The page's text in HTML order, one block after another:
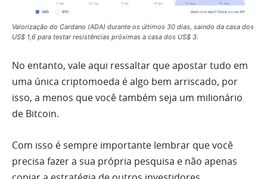
Valorização do Cardano (ADA) durante os últimos 30 dias, saindo da casa dos
US$ 1,6 para testar resistências próximas a casa dos US$ 3.
No entanto, vale aqui ressaltar que apostar tudo em
uma única criptomoeda é algo bem arriscado, por
isso, a menos que você também seja um milionário
de Bitcoin.
Com isso é sempre importante lembrar que você
precisa fazer a sua própria pesquisa e não apenas